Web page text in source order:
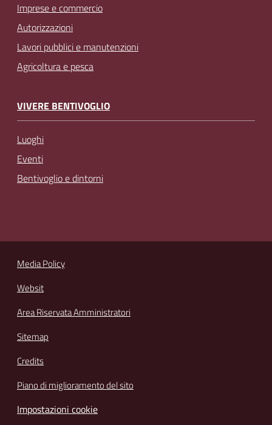
Imprese e commercio
Autorizzazioni
Lavori pubblici e manutenzioni
Agricoltura e pesca
VIVERE BENTIVOGLIO
Luoghi
Eventi
Bentivoglio e dintorni
Media Policy
Websit
Area Riservata Amministratori
Sitemap
Credits
Piano di miglioramento del sito
Impostazioni cookie